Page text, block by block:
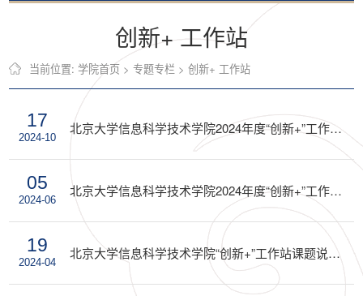
创新+ 工作站
当前位置:学院首页 >专题专栏 >创新+ 工作站
17
2024-10
北京大学信息科学技术学院2024年度“创新+”工作站研究项目中期答辩通知
05
2024-06
北京大学信息科学技术学院2024年度“创新+”工作站研究项目立项通知
19
2024-04
北京大学信息科学技术学院“创新+”工作站课题说明会顺利举行